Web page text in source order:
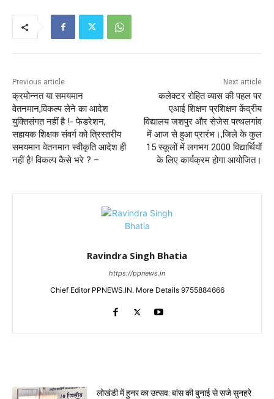
Previous article
क्रमोन्नत या समयमान
वेतनमान,विकल्प लेने का आदेश
युक्तिसंगत नहीं है !- फेडरेशन,
सहायक शिक्षक संवर्ग को त्रिस्तरीय
समयमान वेतनमान स्वीकृति आदेश ही
नहीं है! विकल्प कैसे भरे ? –
Next article
कलेक्टर रोहित व्यास की पहल पर
एआई शिक्षण प्रशिक्षण केंद्रीय
विद्यालय जशपुर और सेजेस पत्थलगांव
में आज से हुआ प्रारंभ।,जिले के कुल
15 स्कूलों में लगभग 2000 विद्यार्थियों
के लिए कार्यक्रम होगा आयोजित।
Ravindra Singh Bhatia
https://ppnews.in
Chief Editor PPNEWS.IN. More Details 9755884666
लोखंडी में हुनर का उत्सव: बांस की बुनाई से सजे सुनहरे